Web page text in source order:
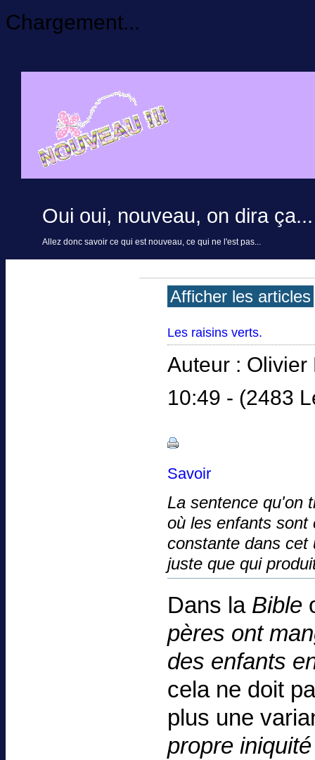
Chargement...
Oui oui, nouveau, on dira ça...
Allez donc savoir ce qui est nouveau, ce qui ne l'est pas...
Afficher les articles
Les raisins verts.
Auteur :
10:49 - (2483
Savoir
La sentence qu'on
où les enfants sont
constante dans cet
juste que qui
Dans la Bible
pères ont
des enfants
cela ne doit
plus une
propre